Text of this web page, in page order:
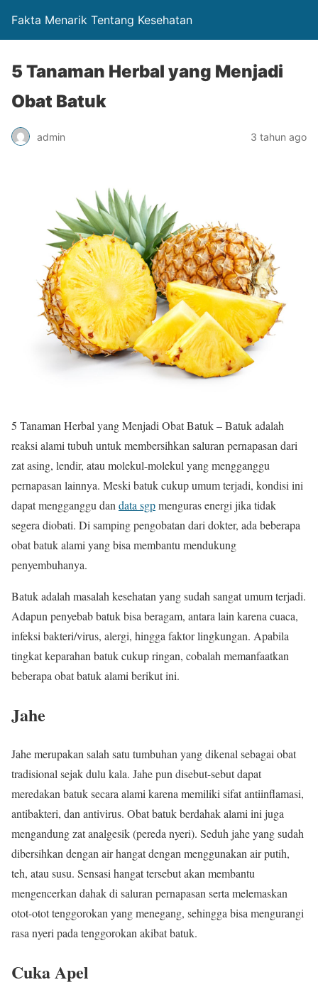
Fakta Menarik Tentang Kesehatan
5 Tanaman Herbal yang Menjadi
Obat Batuk
admin 3 tahun ago
5 Tanaman Herbal yang Menjadi Obat Batuk – Batuk adalah
reaksi alami tubuh untuk membersihkan saluran pernapasan dari
zat asing, lendir, atau molekul-molekul yang mengganggu
pernapasan lainnya. Meski batuk cukup umum terjadi, kondisi ini
dapat mengganggu dandata sgpmenguras energi jika tidak
segera diobati. Di samping pengobatan dari dokter, ada beberapa
obat batuk alami yang bisa membantu mendukung
penyembuhanya.
Batuk adalah masalah kesehatan yang sudah sangat umum terjadi.
Adapun penyebab batuk bisa beragam, antara lain karena cuaca,
infeksi bakteri/virus, alergi, hingga faktor lingkungan. Apabila
tingkat keparahan batuk cukup ringan, cobalah memanfaatkan
beberapa obat batuk alami berikut ini.
Jahe
Jahe merupakan salah satu tumbuhan yang dikenal sebagai obat
tradisional sejak dulu kala. Jahe pun disebut-sebut dapat
meredakan batuk secara alami karena memiliki sifat antiinflamasi,
antibakteri, dan antivirus. Obat batuk berdahak alami ini juga
mengandung zat analgesik (pereda nyeri). Seduh jahe yang sudah
dibersihkan dengan air hangat dengan menggunakan air putih,
teh, atau susu. Sensasi hangat tersebut akan membantu
mengencerkan dahak di saluran pernapasan serta melemaskan
otot-otot tenggorokan yang menegang, sehingga bisa mengurangi
rasa nyeri pada tenggorokan akibat batuk.
Cuka Apel